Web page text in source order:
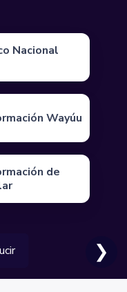
Nacional
Wayúu
de
❯